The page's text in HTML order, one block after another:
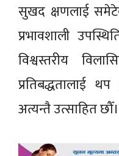
सुखद क्षणलाई
प्रभावशाली
विश्वस्तरीय
प्रतिबद्धतालाई
अत्यन्तै उत्साहित